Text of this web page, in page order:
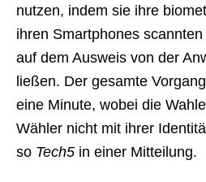
nutzen, indem sie ihre
ihren Smartphones
auf dem Ausweis von der
ließen. Der gesamte
eine Minute, wobei die
Wähler nicht mit ihrer
so Tech5 in einer Mitteilung.